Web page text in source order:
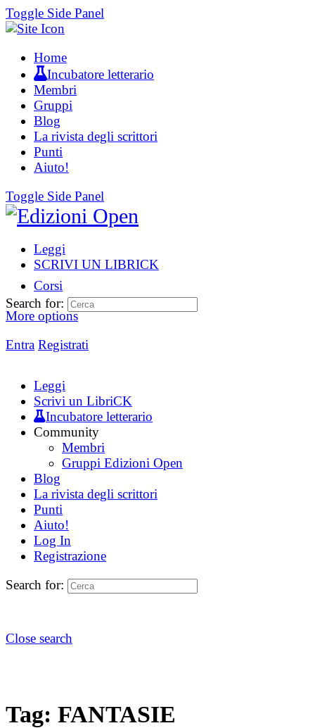
Toggle Side Panel
Home
Incubatore letterario
Membri
Gruppi
Blog
La rivista degli scrittori
Punti
Aiuto!
Toggle Side Panel
Leggi
SCRIVI UN LIBRICK
Corsi
More options
Entra Registrati
Search for:
Leggi
Scrivi un LibriCK
Incubatore letterario
Community
Membri
Gruppi Edizioni Open
Blog
La rivista degli scrittori
Punti
Aiuto!
Log In
Registrazione
Search for:
Close search
Tag: FANTASIE